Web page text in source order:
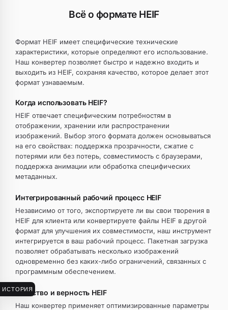
ИСТОРИЯ
Всё о формате HEIF
Формат HEIF имеет специфические технические
характеристики, которые определяют его использование.
Наш конвертер позволяет быстро и надежно входить и
выходить из HEIF, сохраняя качество, которое делает этот
формат узнаваемым.
Когда использовать HEIF?
HEIF отвечает специфическим потребностям в
отображении, хранении или распространении
изображений. Выбор этого формата должен основываться
на его свойствах: поддержка прозрачности, сжатие с
потерями или без потерь, совместимость с браузерами,
поддержка анимации или обработка специфических
метаданных.
Интегрированный рабочий процесс HEIF
Независимо от того, экспортируете ли вы свои творения в
HEIF для клиента или конвертируете файлы HEIF в другой
формат для улучшения их совместимости, наш инструмент
интегрируется в ваш рабочий процесс. Пакетная загрузка
позволяет обрабатывать несколько изображений
одновременно без каких-либо ограничений, связанных с
программным обеспечением.
Качество и верность HEIF
Наш конвертер применяет оптимизированные параметры